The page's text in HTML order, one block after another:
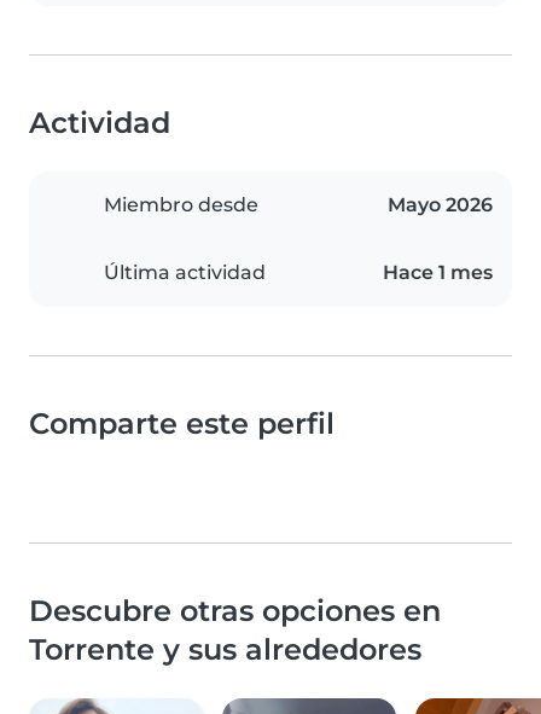
Actividad
Miembro desde Mayo 2026
Última actividad Hace 1 mes
Comparte este perfil
Descubre otras opciones en
Torrente y sus alrededores